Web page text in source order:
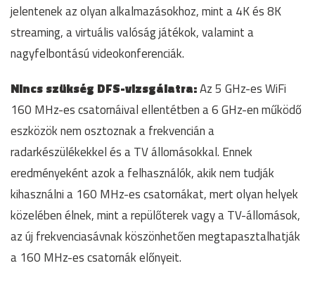
jelentenek az olyan alkalmazásokhoz, mint a 4K és 8K
streaming, a virtuális valóság játékok, valamint a
nagyfelbontású videokonferenciák.
Nincs szükség DFS-vizsgálatra:Az 5 GHz-es WiFi
160 MHz-es csatornáival ellentétben a 6 GHz-en működő
eszközök nem osztoznak a frekvencián a
radarkészülékekkel és a TV állomásokkal. Ennek
eredményeként azok a felhasználók, akik nem tudják
kihasználni a 160 MHz-es csatornákat, mert olyan helyek
közelében élnek, mint a repülőterek vagy a TV-állomások,
az új frekvenciasávnak köszönhetően megtapasztalhatják
a 160 MHz-es csatornák előnyeit.